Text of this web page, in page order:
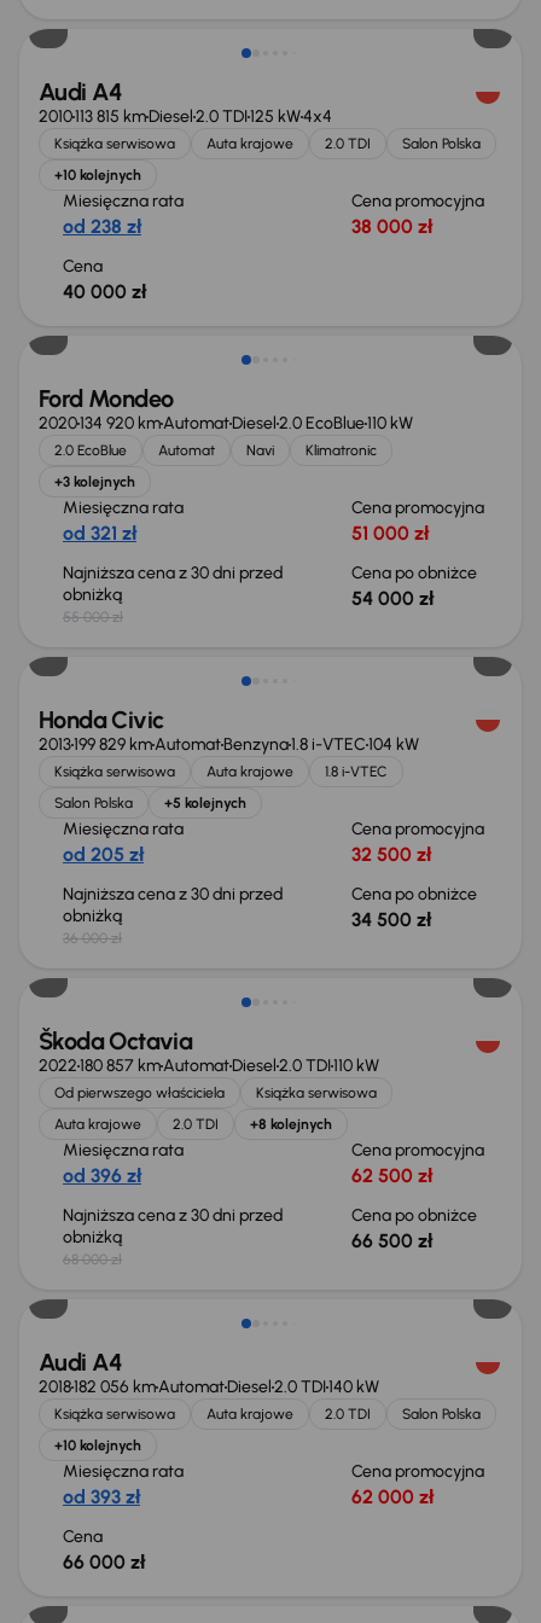
Audi A4
2010113 815 kmDiesel2.0 TDI125 kW4x4
Książka serwisowa Auta krajowe 2.0 TDI
Salon Polska
+10 kolejnych
Miesięczna rata
od 238 zł
Cena promocyjna
38 000 zł
Cena
40 000 zł
Ford Mondeo
2020134 920 kmAutomatDiesel2.0 EcoBlue110 kW
2.0 EcoBlue Automat Navi
Klimatronic
+3 kolejnych
Miesięczna rata
od 321 zł
Cena promocyjna
51 000 zł
Najniższa cena z 30 dni przed
obniżką
55 000 zł
Cena po obniżce
54 000 zł
Taniej o 1 500 zł
Honda Civic
2013199 829 kmAutomatBenzyna1.8 i-VTEC104 kW
Książka serwisowa Auta krajowe
1.8 i-VTEC
Salon Polska
+5 kolejnych
Miesięczna rata
od 205 zł
Cena promocyjna
32 500 zł
Najniższa cena z 30 dni przed
obniżką
36 000 zł
Cena po obniżce
34 500 zł
Świeżo skupione
Škoda Octavia
2022180 857 kmAutomatDiesel2.0 TDI110 kW
Od pierwszego właściciela
Książka serwisowa
Auta krajowe
2.0 TDI +8 kolejnych
Miesięczna rata
od 396 zł
Cena promocyjna
62 500 zł
Najniższa cena z 30 dni przed
obniżką
68 000 zł
Cena po obniżce
66 500 zł
Audi A4
2018182 056 kmAutomatDiesel2.0 TDI140 kW
Książka serwisowa Auta krajowe 2.0 TDI
Salon Polska
+10 kolejnych
Miesięczna rata
od 393 zł
Cena promocyjna
62 000 zł
Cena
66 000 zł